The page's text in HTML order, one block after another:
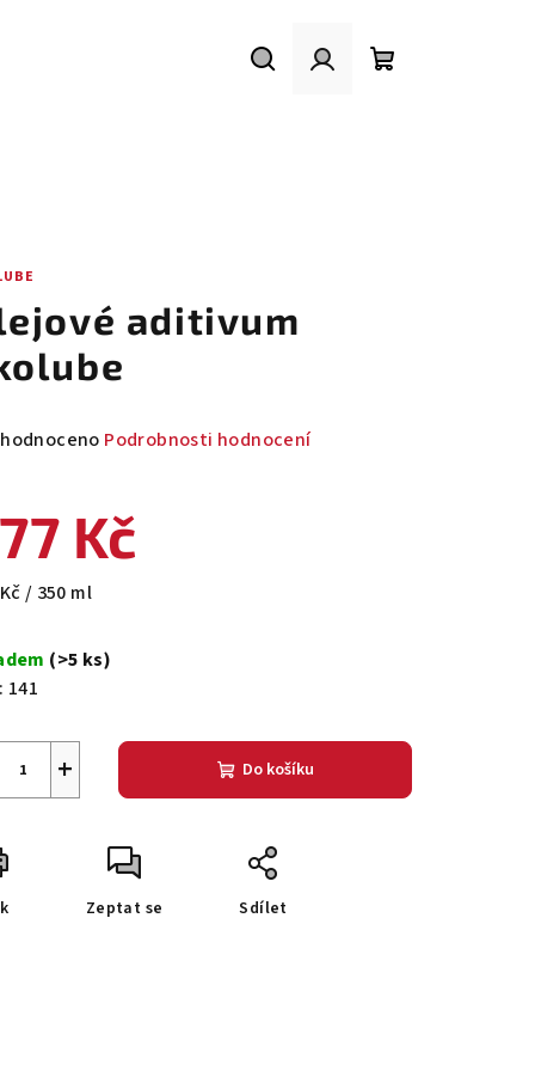
aditivum
Podrobnosti hodnocení
Kč
/ 350 ml
(>5 ks)
141
+ Do košíku
Zeptat se Sdílet